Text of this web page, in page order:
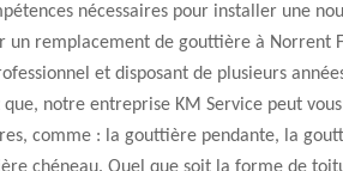
nécessaires pour installer une
un remplacement de gouttière à Norrent
et disposant de plusieurs
que, notre entreprise KM Service peut
comme : la gouttière pendante, la